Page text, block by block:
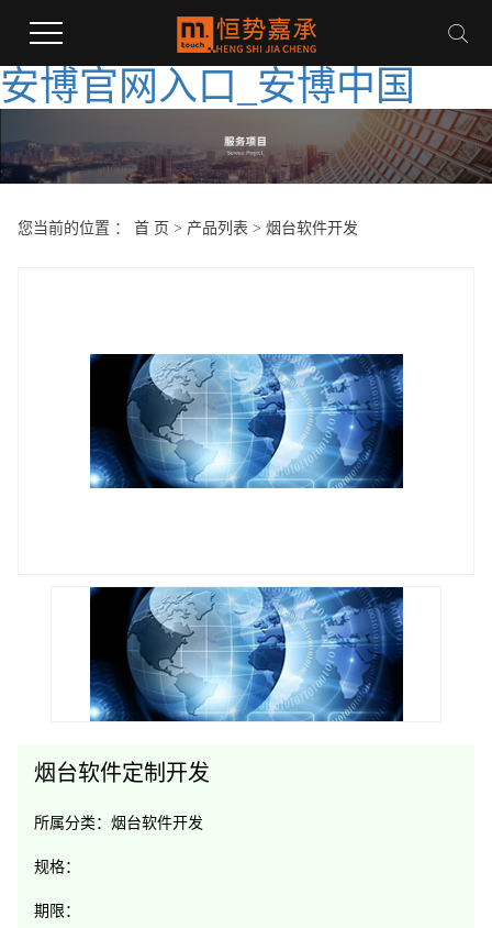
安博官网入口_安博中国
您当前的位置 ： 首 页 > 产品列表 > 烟台软件开发
烟台软件定制开发
所属分类： 烟台软件开发
规格：
期限：